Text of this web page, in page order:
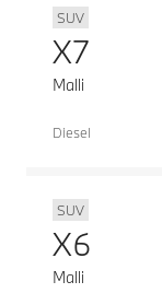
SUV
X7
Malli
Diesel
SUV
X6
Malli